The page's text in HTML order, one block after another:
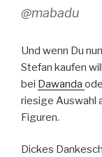
@mabadu
Und wenn Du
Stefan kaufen
bei Dawanda
riesige Auswahl
Figuren.
Dickes